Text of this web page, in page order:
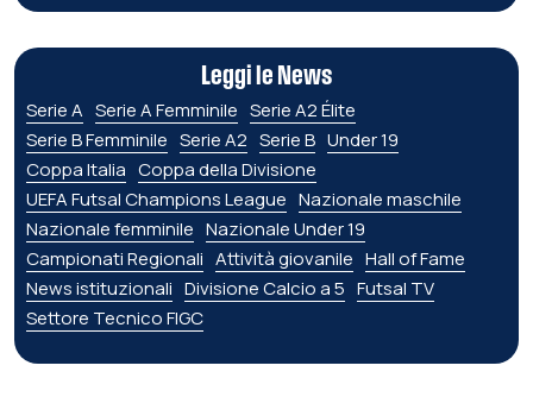
Leggi le News
Serie A Serie A Femminile Serie A2 Élite
Serie B Femminile Serie A2 Serie B Under 19
Coppa Italia Coppa della Divisione
UEFA Futsal Champions League Nazionale maschile
Nazionale femminile Nazionale Under 19
Campionati Regionali Attività giovanile Hall of Fame
News istituzionali Divisione Calcio a 5 Futsal TV
Settore Tecnico FIGC